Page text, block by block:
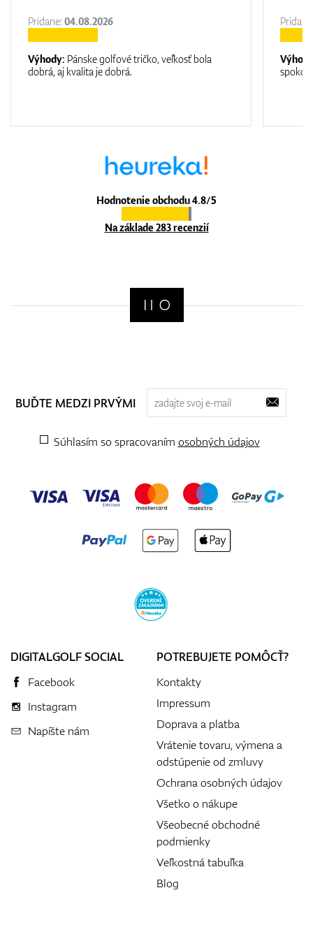
Hodnotenie obchodu 4.8/5
Na základe 283 recenzií
Pridane: 04.08.2026
Výhody: Pánske golfové tričko, veľkosť bola
dobrá, aj kvalita je dobrá.
BUĎTE MEDZI PRVÝMI
Súhlasím so spracovaním osobných údajov
DIGITALGOLF SOCIAL
Facebook
Instagram
Napíšte nám
POTREBUJETE POMÔCŤ?
Kontakty
Impressum
Doprava a platba
Vrátenie tovaru, výmena a
odstúpenie od zmluvy
Ochrana osobných údajov
Všetko o nákupe
Všeobecné obchodné
podmienky
Veľkostná tabuľka
Blog